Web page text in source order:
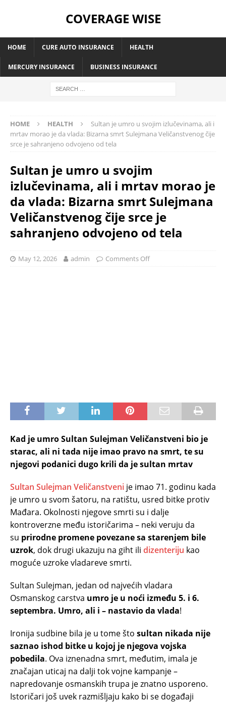
COVERAGE WISE
HOME CURE AUTO INSURANCE HEALTH
MERCURY INSURANCE BUSINESS INSURANCE
HOME HEALTH
Sultan je umro u svojim izlučevinama, ali i
mrtav morao je da vlada: Bizarna smrt Sulejmana Veličanstvenog čije
srce je sahranjeno odvojeno od tela
Sultan je umro u svojim
izlučevinama, ali i mrtav morao je
da vlada: Bizarna smrt Sulejmana
Veličanstvenog čije srce je
sahranjeno odvojeno od tela
May 12, 2026 admin Comments Off
Kad je umro Sultan Sulejman Veličanstveni bio je
starac, ali ni tada nije imao pravo na smrt, te su
njegovi podanici dugo krili da je sultan mrtav
Sultan Sulejman Veličanstveni je imao 71. godinu kada
je umro u svom šatoru, na ratištu, usred bitke protiv
Mađara. Okolnosti njegove smrti su i dalje
kontroverzne među istoričarima – neki veruju da
su prirodne promene povezane sa starenjem bile
uzrok, dok drugi ukazuju na giht ili dizenteriju kao
moguće uzroke vladareve smrti.
Sultan Sulejman, jedan od najvećih vladara
Osmanskog carstva umro je u noći između 5. i 6.
septembra. Umro, ali i – nastavio da vlada!
Ironija sudbine bila je u tome što sultan nikada nije
saznao ishod bitke u kojoj je njegova vojska
pobedila. Ova iznenadna smrt, međutim, imala je
značajan uticaj na dalji tok vojne kampanje –
napredovanje osmanskih trupa je znatno usporeno.
Istoričari još uvek razmišljaju kako bi se događaji